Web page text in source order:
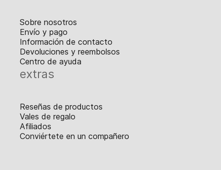
Sobre nosotros
Envío y pago
Información de contacto
Devoluciones y reembolsos
Centro de ayuda
extras
Reseñas de productos
Vales de regalo
Afiliados
Conviértete en un compañero